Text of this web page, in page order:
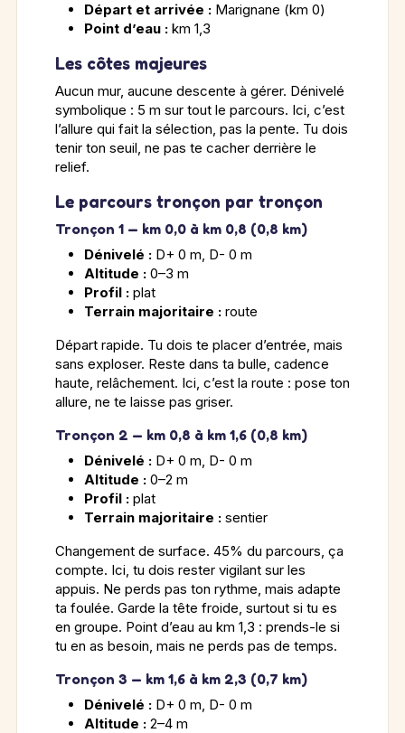
Départ et arrivée : Marignane (km 0)
Point d’eau : km 1,3
Les côtes majeures
Aucun mur, aucune descente à gérer. Dénivelé
symbolique : 5 m sur tout le parcours. Ici, c’est
l’allure qui fait la sélection, pas la pente. Tu dois
tenir ton seuil, ne pas te cacher derrière le
relief.
Le parcours tronçon par tronçon
Tronçon 1 — km 0,0 à km 0,8 (0,8 km)
Dénivelé : D+ 0 m, D- 0 m
Altitude : 0–3 m
Profil : plat
Terrain majoritaire : route
Départ rapide. Tu dois te placer d’entrée, mais
sans exploser. Reste dans ta bulle, cadence
haute, relâchement. Ici, c’est la route : pose ton
allure, ne te laisse pas griser.
Tronçon 2 — km 0,8 à km 1,6 (0,8 km)
Dénivelé : D+ 0 m, D- 0 m
Altitude : 0–2 m
Profil : plat
Terrain majoritaire : sentier
Changement de surface. 45% du parcours, ça
compte. Ici, tu dois rester vigilant sur les
appuis. Ne perds pas ton rythme, mais adapte
ta foulée. Garde la tête froide, surtout si tu es
en groupe. Point d’eau au km 1,3 : prends-le si
tu en as besoin, mais ne perds pas de temps.
Tronçon 3 — km 1,6 à km 2,3 (0,7 km)
Dénivelé : D+ 0 m, D- 0 m
Altitude : 2–4 m